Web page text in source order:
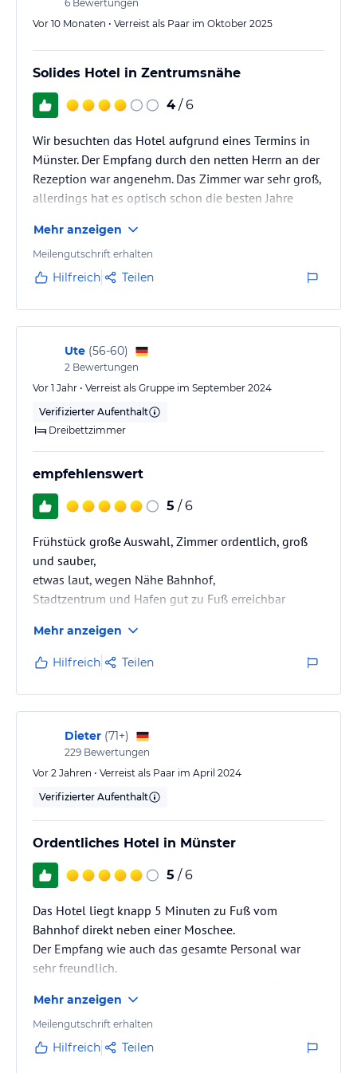
Unsere Mitarbeitenden geben Ihnen gerne Informationen über
Sehenswürdigkeiten, Lieblingsrestaurants und Insidertipps. Sie
Hinweis:
Hoteliers-/Veranstalter-/Kataloginformationen. Alle Angaben
ohne Gewähr und ohne Prüfung durch HolidayCheck. Bitte
lies vor der Buchung die verbindlichen Angebotsdetails des
jeweiligen Veranstalters.
6 Bewertungen
Vor 10 Monaten • Verreist als Paar im Oktober 2025
Solides Hotel in Zentrumsnähe
4 / 6
Wir besuchten das Hotel aufgrund eines Termins in
Münster. Der Empfang durch den netten Herrn an der
Rezeption war angenehm. Das Zimmer war sehr groß,
allerdings hat es optisch schon die besten Jahre
Duschwand waren sehr dreckig, hier muss dringend
nachgebessert werden. Auch stimmt für mich das
Preis-Leistungsverhältnis leider nicht, was allerdings
geschuldet sein kann.
Mehr anzeigen
Meilengutschrift erhalten
Hilfreich Teilen
Ute (56-60)
2 Bewertungen
Vor 1 Jahr • Verreist als Gruppe im September 2024
Verifizierter Aufenthalt
Dreibettzimmer
empfehlenswert
5 / 6
Frühstück große Auswahl, Zimmer ordentlich, groß
und sauber,
etwas laut, wegen Nähe Bahnhof,
Stadtzentrum und Hafen gut zu Fuß erreichbar
Mehr anzeigen
Hilfreich Teilen
Dieter (71+)
229 Bewertungen
Vor 2 Jahren • Verreist als Paar im April 2024
Verifizierter Aufenthalt
Ordentliches Hotel in Münster
5 / 6
Das Hotel liegt knapp 5 Minuten zu Fuß vom
Bahnhof direkt neben einer Moschee.
Der Empfang wie auch das gesamte Personal war
sehr freundlich.
war recht laut, so dass man nicht unbedingt bei
geöffnetem Fenster schlafen konnte.
Das sehr geräumige Doppelzimmer war ausgestattet
Mehr anzeigen
Meilengutschrift erhalten
Hilfreich Teilen